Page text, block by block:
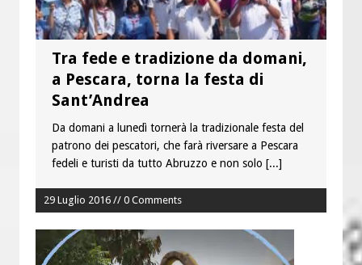
Tra fede e tradizione da domani,
a Pescara, torna la festa di
Sant’Andrea
Da domani a lunedì tornerà la tradizionale festa del
patrono dei pescatori, che farà riversare a Pescara
fedeli e turisti da tutto Abruzzo e non solo [...]
29 Luglio 2016 // 0 Comments